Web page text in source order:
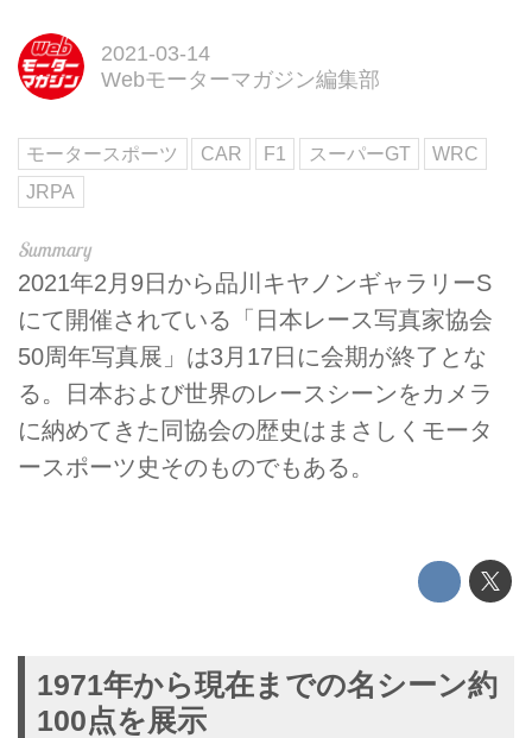
2021-03-14
Webモーターマガジン編集部
モータースポーツ CAR F1 スーパーGT
WRC
JRPA
2021年2月9日から品川キヤノンギャラリーS
にて開催されている「日本レース写真家協会
50周年写真展」は3月17日に会期が終了とな
る。日本および世界のレースシーンをカメラ
に納めてきた同協会の歴史はまさしくモータ
ースポーツ史そのものでもある。
1971年から現在までの名シーン約
100点を展示